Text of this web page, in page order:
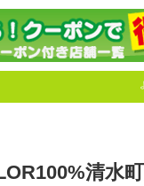
清水